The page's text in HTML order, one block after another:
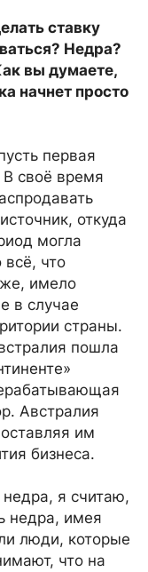
ставку
Недра?
вы думаете,
начнет просто
первая
В своё время
откуда
могла
всё, что
имело
в случае
страны.
пошла
Австралия
им
бизнеса.
недра, я считаю,
недра, имея
люди, которые
что на